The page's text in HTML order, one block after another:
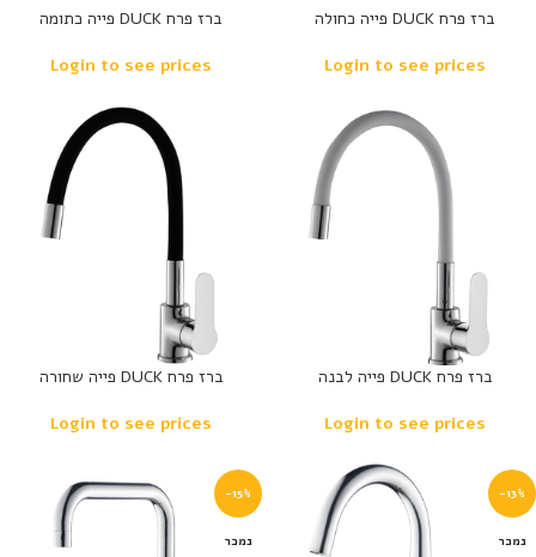
ברז פרח DUCK פייה כחולה
Login to see prices
ברז פרח DUCK פייה כתומה
Login to see prices
ברז פרח DUCK פייה לבנה
Login to see prices
ברז פרח DUCK פייה שחורה
Login to see prices
-13%
נמכר
-15%
נמכר